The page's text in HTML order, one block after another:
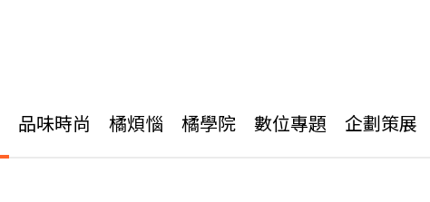
品味時尚 橘煩惱 橘學院 數位專題 企劃策展